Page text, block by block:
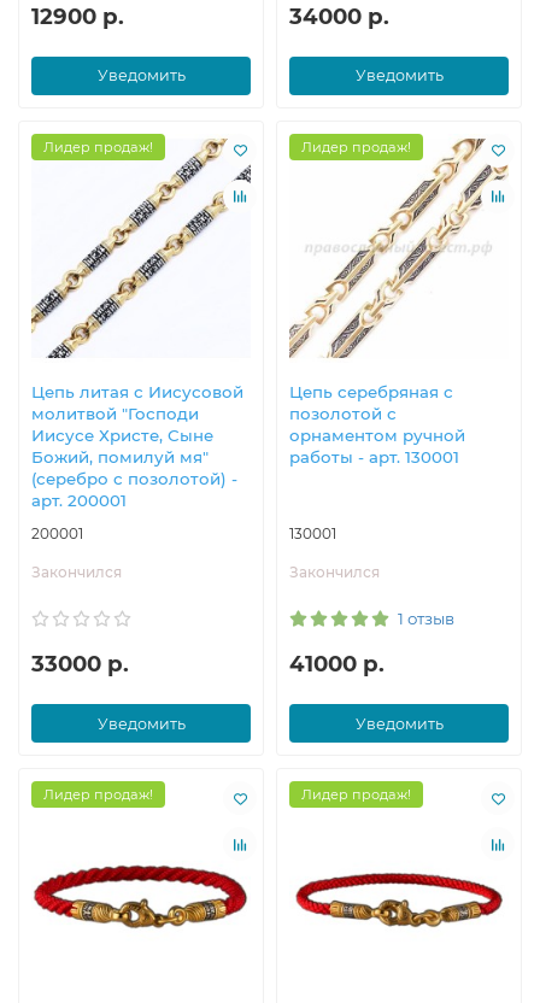
12900 р.
Уведомить
34000 р.
Уведомить
Лидер продаж!
Цепь литая с Иисусовой
молитвой "Господи
Иисусе Христе, Сыне
Божий, помилуй мя"
(серебро с позолотой) -
арт. 200001
200001
Закончился
33000 р.
Уведомить
Лидер продаж!
Цепь серебряная с
позолотой с
орнаментом ручной
работы - арт. 130001
130001
Закончился
1 отзыв
41000 р.
Уведомить
Лидер продаж! Лидер продаж!